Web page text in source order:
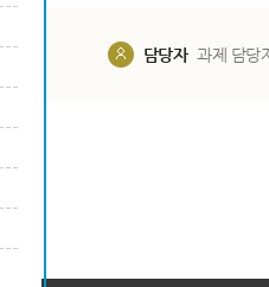
담당자 과제 담당